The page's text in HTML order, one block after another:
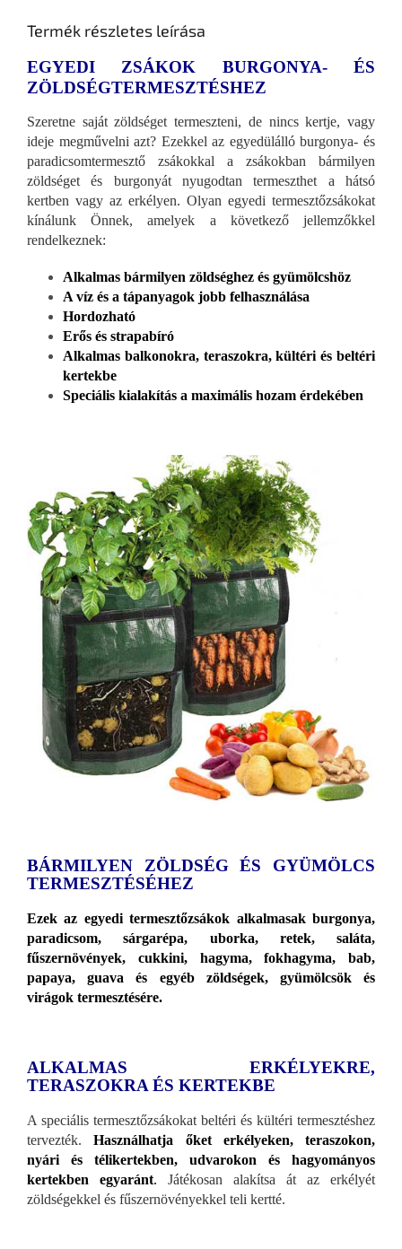
Termék részletes leírása
EGYEDI ZSÁKOK BURGONYA- ÉS
ZÖLDSÉGTERMESZTÉSHEZ
Szeretne saját zöldséget termeszteni, de nincs kertje, vagy
ideje megművelni azt? Ezekkel az egyedülálló burgonya- és
paradicsomtermesztő zsákokkal a zsákokban bármilyen
zöldséget és burgonyát nyugodtan termeszthet a hátsó
kertben vagy az erkélyen. Olyan egyedi termesztőzsákokat
kínálunk Önnek, amelyek a következő jellemzőkkel
rendelkeznek:
Alkalmas bármilyen zöldséghez és gyümölcshöz
A víz és a tápanyagok jobb felhasználása
Hordozható
Erős és strapabíró
Alkalmas balkonokra, teraszokra, kültéri és beltéri
kertekbe
Speciális kialakítás a maximális hozam érdekében
BÁRMILYEN ZÖLDSÉG ÉS GYÜMÖLCS
TERMESZTÉSÉHEZ
Ezek az egyedi termesztőzsákok alkalmasak burgonya,
paradicsom, sárgarépa, uborka, retek, saláta,
fűszernövények, cukkini, hagyma, fokhagyma, bab,
papaya, guava és egyéb zöldségek, gyümölcsök és
virágok termesztésére.
ALKALMAS ERKÉLYEKRE,
TERASZOKRA ÉS KERTEKBE
A speciális termesztőzsákokat beltéri és kültéri termesztéshez
tervezték.Használhatja őket erkélyeken, teraszokon,
nyári és télikertekben, udvarokon és hagyományos
kertekben egyaránt. Játékosan alakítsa át az erkélyét
zöldségekkel és fűszernövényekkel teli kertté.